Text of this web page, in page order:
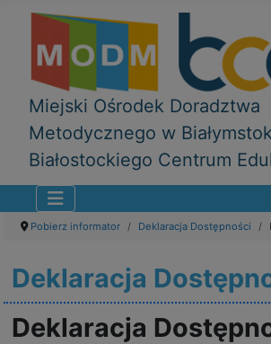
Miejski Ośrodek Doradztwa
Metodycznego w
Białostockiego Centrum
Pobierz informator Deklaracja Dostępności
Deklaracja
Deklaracja